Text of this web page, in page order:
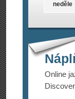
neděle
Online